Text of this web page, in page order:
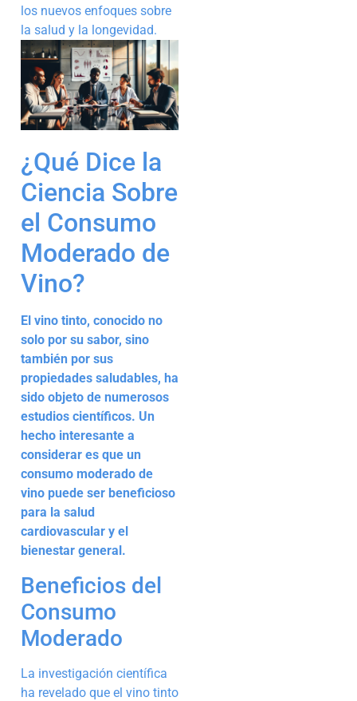
los nuevos enfoques sobre
la salud y la longevidad.
¿Qué Dice la
Ciencia Sobre
el Consumo
Moderado de
Vino?
El vino tinto, conocido no
solo por su sabor, sino
también por sus
propiedades saludables, ha
sido objeto de numerosos
estudios científicos. Un
hecho interesante a
considerar es que un
consumo moderado de
vino puede ser beneficioso
para la salud
cardiovascular y el
bienestar general.
Beneficios del
Consumo
Moderado
La investigación científica
ha revelado que el vino tinto